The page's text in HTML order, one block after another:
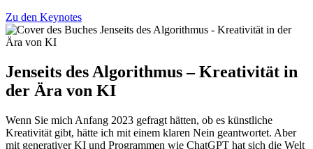
Zu den Keynotes
Jenseits des Algorithmus – Kreativität in
der Ära von KI
Wenn Sie mich Anfang 2023 gefragt hätten, ob es künstliche
Kreativität gibt, hätte ich mit einem klaren Nein geantwortet. Aber
mit generativer KI und Programmen wie ChatGPT hat sich die Welt